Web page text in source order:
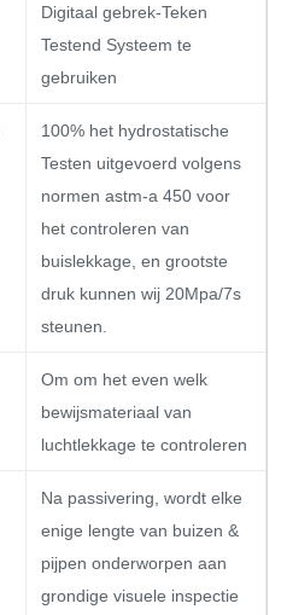
Digitaal gebrek-Teken
Testend Systeem te
gebruiken
100% het hydrostatische
Testen uitgevoerd volgens
normen astm-a 450 voor
het controleren van
buislekkage, en grootste
druk kunnen wij 20Mpa/7s
steunen.
Om om het even welk
bewijsmateriaal van
luchtlekkage te controleren
Na passivering, wordt elke
enige lengte van buizen &
pijpen onderworpen aan
grondige visuele inspectie